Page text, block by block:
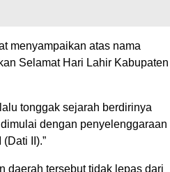
menyampaikan atas nama
Selamat Hari Lahir Kabupaten
tonggak sejarah berdirinya
dengan penyelenggaraan
II).”
daerah tersebut tidak lepas dari